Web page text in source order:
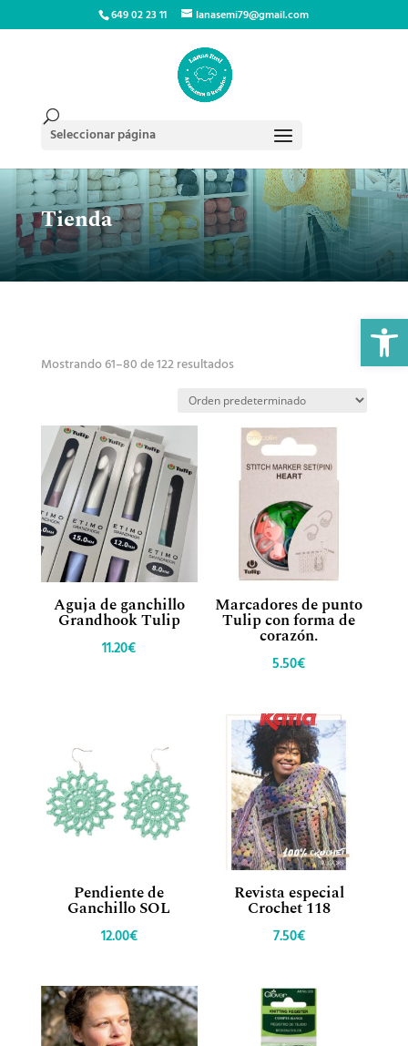
Abrir
649 02 23 11 lanasemi79@gmail.com
Seleccionar página
Tienda
Mostrando 61–80 de 122 resultados
Aguja de ganchillo
Grandhook Tulip
11.20€
Marcadores de punto
Tulip con forma de
corazón.
5.50€
Pendiente de
Ganchillo SOL
12.00€
Revista especial
Crochet 118
7.50€